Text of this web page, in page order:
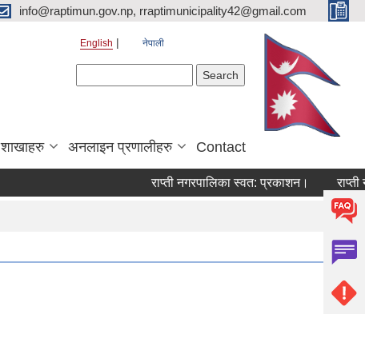
info@raptimun.gov.np, rraptimunicipality42@gmail.com
English नेपाली
शाखाहरु अनलाइन प्रणालीहरु Contact
राप्ती नगरपालिका स्वत: प्रकाशन। राप्ती